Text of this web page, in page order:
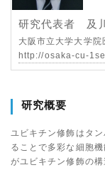
研究代表者 及
大阪市立大学大学
http://osaka-cu-
研究概要
ユビキチン修飾はタ
ることで多彩な細胞
がユビキチン修飾の